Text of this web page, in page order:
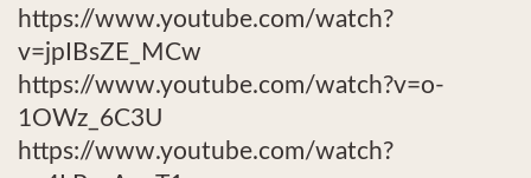
https://www.youtube.com/watch?
v=jpIBsZE_MCw
https://www.youtube.com/watch?v=o-
1OWz_6C3U
https://www.youtube.com/watch?